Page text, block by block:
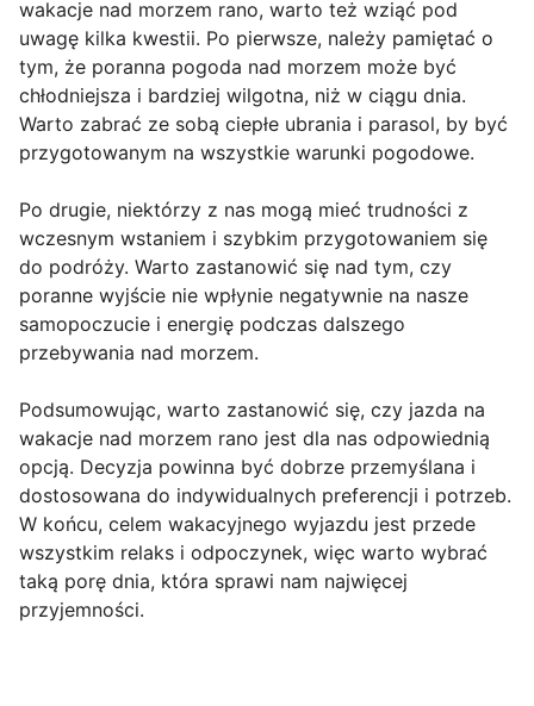
wakacje nad morzem rano, warto też wziąć pod
uwagę kilka kwestii. Po pierwsze, należy pamiętać o
tym, że poranna pogoda nad morzem może być
chłodniejsza i bardziej wilgotna, niż w ciągu dnia.
Warto zabrać ze sobą ciepłe ubrania i parasol, by być
przygotowanym na wszystkie warunki pogodowe.
Po drugie, niektórzy z nas mogą mieć trudności z
wczesnym wstaniem i szybkim przygotowaniem się
do podróży. Warto zastanowić się nad tym, czy
poranne wyjście nie wpłynie negatywnie na nasze
samopoczucie i energię podczas dalszego
przebywania nad morzem.
Podsumowując, warto zastanowić się, czy jazda na
wakacje nad morzem rano jest dla nas odpowiednią
opcją. Decyzja powinna być dobrze przemyślana i
dostosowana do indywidualnych preferencji i potrzeb.
W końcu, celem wakacyjnego wyjazdu jest przede
wszystkim relaks i odpoczynek, więc warto wybrać
taką porę dnia, która sprawi nam najwięcej
przyjemności.